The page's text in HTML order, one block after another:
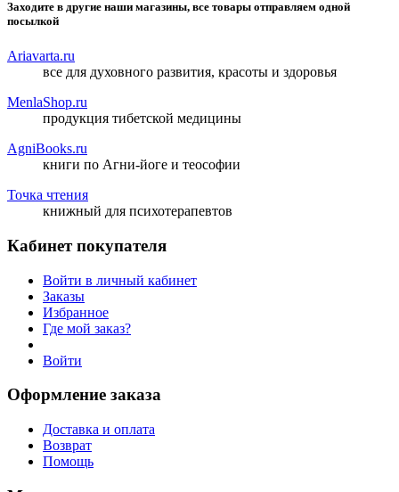
Заходите в другие наши магазины, все товары отправляем одной
посылкой
Ariavarta.ru
все для духовного развития, красоты и здоровья
MenlaShop.ru
продукция тибетской медицины
AgniBooks.ru
книги по Агни-йоге и теософии
Точка чтения
книжный для психотерапевтов
Кабинет покупателя
Войти в личный кабинет
Заказы
Избранное
Где мой заказ?
Войти
Оформление заказа
Доставка и оплата
Возврат
Помощь